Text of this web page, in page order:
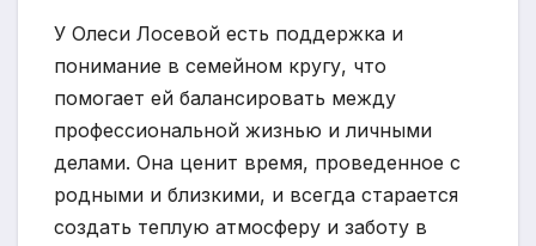
У Олеси Лосевой есть поддержка и
понимание в семейном кругу, что
помогает ей балансировать между
профессиональной жизнью и личными
делами. Она ценит время, проведенное с
родными и близкими, и всегда старается
создать теплую атмосферу и заботу в